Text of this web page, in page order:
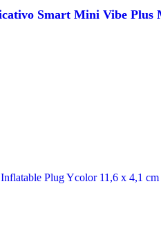
Smart Mini Vibe Plus